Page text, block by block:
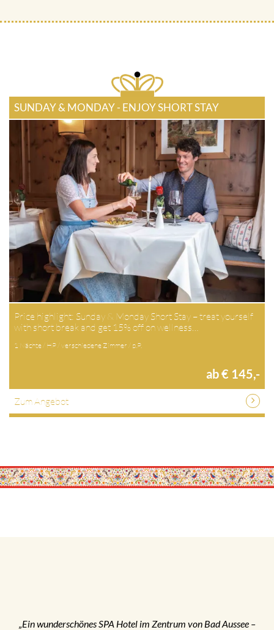
SUNDAY & MONDAY - ENJOY SHORT STAY
Price highlight: Sunday & Monday Short Stay – treat yourself
with short break and get 15% off on wellness…
1 Nächte / HP / verschiedene Zimmer / p.P.
ab € 145,-
Zum Angebot
„Ein wunderschönes SPA Hotel im Zentrum von Bad Aussee –